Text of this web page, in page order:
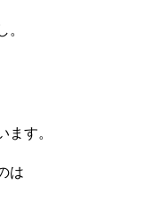
。
ます。
は